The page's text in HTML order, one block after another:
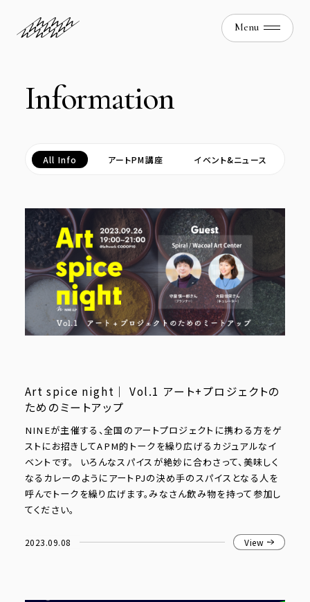
Information
All Info アートPM講座 イベント&ニュース
Art spice night｜ Vol.1 アート+プロジェクトの
ためのミートアップ
NINEが主催する、全国のアートプロジェクトに携わる方をゲ
ストにお招きしてAPM的トークを繰り広げるカジュアルなイ
ベントです。 いろんなスパイスが絶妙に合わさって、美味しく
なるカレーのようにアートPJの決め手のスパイスとなる人を
呼んでトークを繰り広げます。みなさん飲み物を持って参加し
てください。
2023.09.08 View